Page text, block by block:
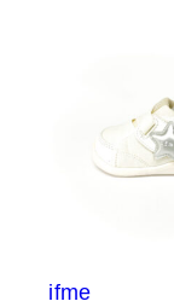
ifme